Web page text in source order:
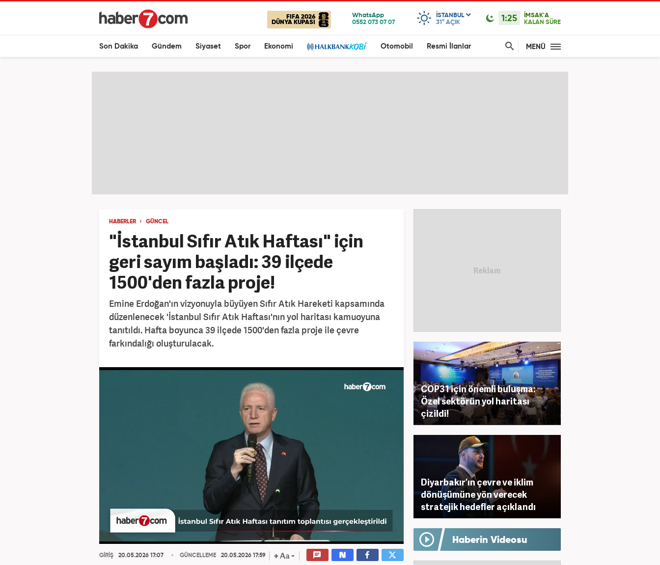
FIFA 2026
DÜNYA KUPASI
ISTANBUL
31° AÇIK 1:25
İMSAK'A
KALAN SÜRE
Son Dakika Gündem Siyaset Spor Ekonomi Otomobil Resmi İlanlar MENÜ
HABERLER GÜNCEL
"İstanbul Sıfır Atık Haftası" için
geri sayım başladı: 39 ilçede
1500'den fazla proje!
Emine Erdoğan'ın vizyonuyla büyüyen Sıfır Atık Hareketi kapsamında
düzenlenecek 'İstanbul Sıfır Atık Haftası'nın yol haritası kamuoyuna
tanıtıldı. Hafta boyunca 39 ilçede 1500'den fazla proje ile çevre
farkındalığı oluşturulacak.
GİRİŞ 20.05.2026 17:07 GÜNCELLEME 20.05.2026 17:59
COP31 için önemli buluşma:
Özel sektörün yol haritası
çizildi!
Diyarbakır’ın çevre ve iklim
dönüşümüne yön verecek
stratejik hedefler açıklandı
Haberin Videosu